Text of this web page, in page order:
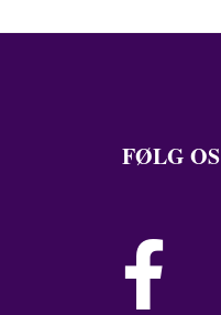
FØLG OS
